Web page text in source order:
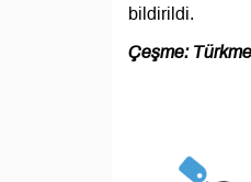
bildirildi.
Çeşme: